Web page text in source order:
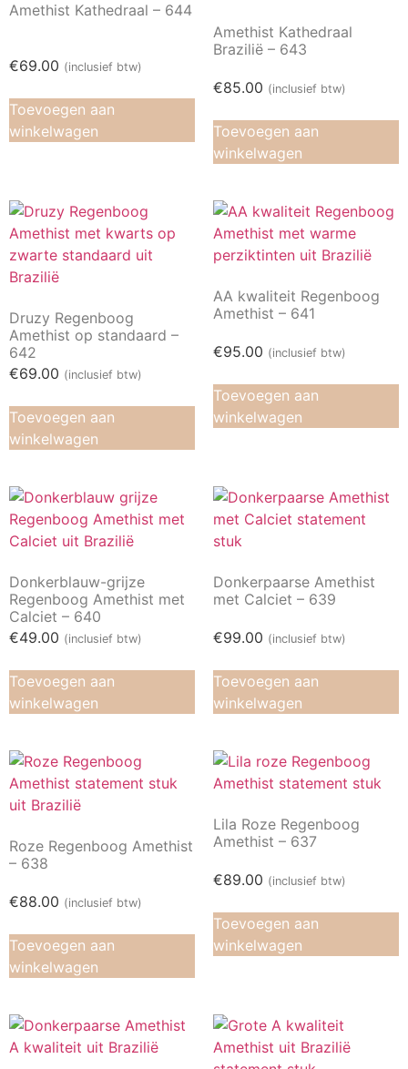
Amethist Kathedraal – 644
€69.00 (inclusief btw)
Toevoegen aan
winkelwagen
Amethist Kathedraal
Brazilië – 643
€85.00 (inclusief btw)
Toevoegen aan
winkelwagen
Druzy Regenboog
Amethist op standaard –
642
€69.00 (inclusief btw)
Toevoegen aan
winkelwagen
AA kwaliteit Regenboog
Amethist – 641
€95.00 (inclusief btw)
Toevoegen aan
winkelwagen
Donkerblauw-grijze
Regenboog Amethist met
Calciet – 640
€49.00 (inclusief btw)
Toevoegen aan
winkelwagen
Donkerpaarse Amethist
met Calciet – 639
€99.00 (inclusief btw)
Toevoegen aan
winkelwagen
Roze Regenboog Amethist
– 638
€88.00 (inclusief btw)
Toevoegen aan
winkelwagen
Lila Roze Regenboog
Amethist – 637
€89.00 (inclusief btw)
Toevoegen aan
winkelwagen